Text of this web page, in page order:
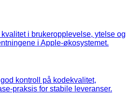
i brukeropplevelse, ytelse og
i Apple-økosystemet.
kontroll på kodekvalitet,
praksis for stabile leveranser.